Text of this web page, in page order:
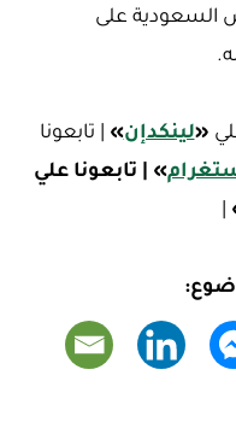
السعودية على
«لينكدإن» | تابعونا
»
| تابعونا علي